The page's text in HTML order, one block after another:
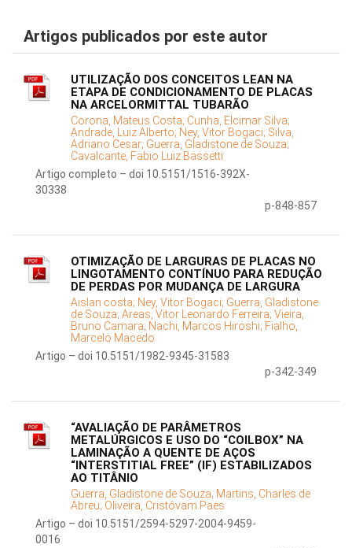
Artigos publicados por este autor
UTILIZAÇÃO DOS CONCEITOS LEAN NA
ETAPA DE CONDICIONAMENTO DE PLACAS
NA ARCELORMITTAL TUBARÃO
Corona, Mateus Costa; Cunha, Elcimar Silva;
Andrade, Luiz Alberto; Ney, Vitor Bogaci; Silva,
Adriano Cesar; Guerra, Gladistone de Souza;
Cavalcante, Fabio Luiz Bassetti
Artigo completo – doi 10.5151/1516-392X-
30338
p-848-857
OTIMIZAÇÃO DE LARGURAS DE PLACAS NO
LINGOTAMENTO CONTÍNUO PARA REDUÇÃO
DE PERDAS POR MUDANÇA DE LARGURA
Aislan costa; Ney, Vitor Bogaci; Guerra, Gladistone
de Souza; Areas, Vitor Leonardo Ferreira; Vieira,
Bruno Camara; Nachi, Marcos Hiroshi; Fialho,
Marcelo Macedo
Artigo – doi 10.5151/1982-9345-31583
p-342-349
“AVALIAÇÃO DE PARÂMETROS
METALÚRGICOS E USO DO “COILBOX” NA
LAMINAÇÃO A QUENTE DE AÇOS
“INTERSTITIAL FREE” (IF) ESTABILIZADOS
AO TITÂNIO
Guerra, Gladistone de Souza; Martins, Charles de
Abreu; Oliveira, Cristóvam Paes
Artigo – doi 10.5151/2594-5297-2004-9459-
0016